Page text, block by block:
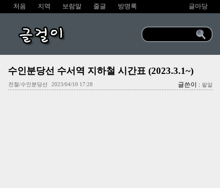
처음 지역 보람말 줄글 방명록 글마당
글걸이
수인분당선 수서역 지하철 시간표 (2023.3.1~)
전철/수인분당선 2023/04/10 17:28 글쓴이 : 팥알